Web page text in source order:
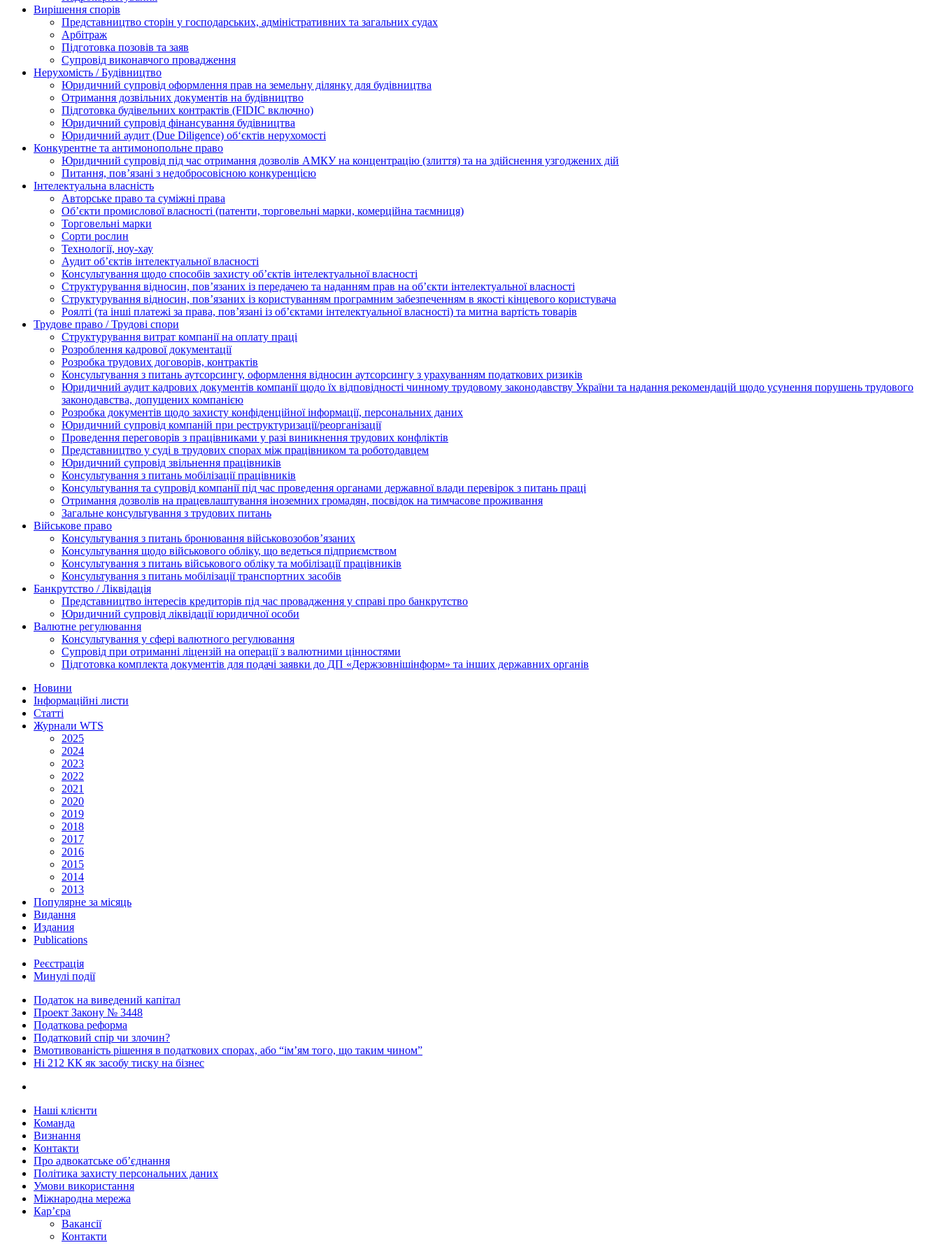
Вирішення спорів
Представництво сторін у господарських, адміністративних та загальних судах
Арбітраж
Підготовка позовів та заяв
Супровід виконавчого провадження
Нерухомість / Будівництво
Юридичний супровід оформлення прав на земельну ділянку для будівництва
Отримання дозвільних документів на будівництво
Підготовка будівельних контрактів (FIDIC включно)
Юридичний супровід фінансування будівництва
Юридичний аудит (Due Diligence) об‘єктів нерухомості
Конкурентне та антимонопольне право
Юридичний супровід під час отримання дозволів АМКУ на концентрацію (злиття) та на здійснення узгоджених дій
Питання, пов’язані з недобросовісною конкуренцією
Інтелектуальна власність
Авторське право та суміжні права
Oб’єкти промислової власності (патенти, торговельні марки, комерційна таємниця)
Торговельні марки
Сорти рослин
Технології, ноу-хау
Аудит об’єктів інтелектуальної власності
Консультування щодо способів захисту об’єктів інтелектуальної власності
Структурування відносин, пов’язаних із передачею та наданням прав на об’єкти інтелектуальної власності
Структурування відносин, пов’язаних із користуванням програмним забезпеченням в якості кінцевого користувача
Роялті (та інші платежі за права, пов’язані із об’єктами інтелектуальної власності) та митна вартість товарів
Трудове право / Трудові спори
Cтруктурування витрат компанії на оплату праці
Розроблення кадрової документації
Розробка трудових договорів, контрактів
Консультування з питань аутсорсингу, оформлення відносин аутсорсингу з урахуванням податкових ризиків
Юридичний аудит кадрових документів компанії щодо їх відповідності чинному трудовому законодавству України та надання рекомендацій щодо усунення порушень трудового
законодавства, допущених компанією
Розробка документів щодо захисту конфіденційної інформації, персональних даних
Юридичний супровід компаній при реструктуризації/реорганізації
Проведення переговорів з працівниками у разі виникнення трудових конфліктів
Представництво у суді в трудових спорах між працівником та роботодавцем
Юридичний супровід звільнення працівників
Консультування з питань мобілізації працівників
Консультування та супровід компанії під час проведення органами державної влади перевірок з питань праці
Отримання дозволів на працевлаштування іноземних громадян, посвідок на тимчасове проживання
Загальне консультування з трудових питань
Військове право
Консультування з питань бронювання військовозобов’язаних
Консультування щодо військового обліку, що ведеться підприємством
Консультування з питань військового обліку та мобілізації працівників
Консультування з питань мобілізації транспортних засобів
Банкрутство / Ліквідація
Представництво інтересів кредиторів під час провадження у справі про банкрутство
Юридичний супровід ліквідації юридичної особи
Валютне регулювання
Консультування у сфері валютного регулювання
Супровід при отриманні ліцензій на операції з валютними цінностями
Підготовка комплекта документів для подачі заявки до ДП «Держзовнішінформ» та інших державних органів
Новини
Інформаційні листи
Статті
Журнали WTS
2025
2024
2023
2022
2021
2020
2019
2018
2017
2016
2015
2014
2013
Популярне за місяць
Видання
Издания
Publications
Реєстрація
Минулі події
Податок на виведений капітал
Проект Закону № 3448
Податкова реформа
Податковий спір чи злочин?
Вмотивованість рішення в податкових спорах, або “ім’ям того, що таким чином”
Ні 212 КК як засобу тиску на бізнес
Наші клієнти
Команда
Визнання
Контакти
Про адвокатське об’єднання
Політика захисту персональних даних
Умови використання
Міжнародна мережа
Кар’єра
Вакансії
Контакти